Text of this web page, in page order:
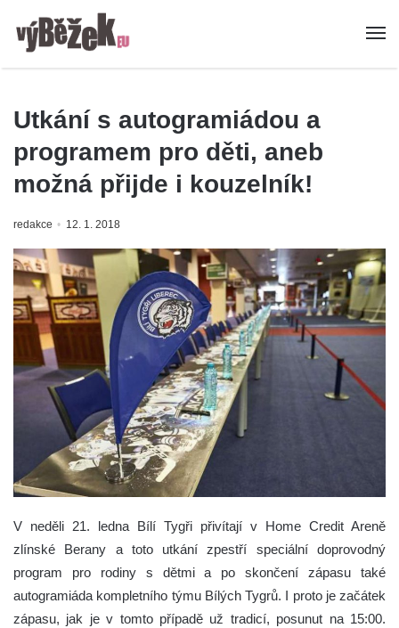
Utkání s autogramiádou a
programem pro děti, aneb
možná přijde i kouzelník!
redakce 12. 1. 2018
V neděli 21. ledna Bílí Tygři přivítají v Home Credit Areně
zlínské Berany a toto utkání zpestří speciální doprovodný
program pro rodiny s dětmi a po skončení zápasu také
autogramiáda kompletního týmu Bílých Tygrů. I proto je začátek
zápasu, jak je v tomto případě už tradicí, posunut na 15:00.